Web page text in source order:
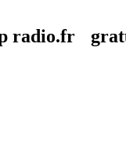
radio.fr